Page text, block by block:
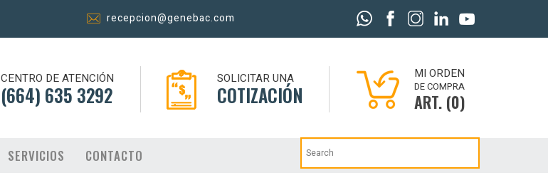
recepcion@genebac.com
CENTRO DE ATENCIÓN
(664) 635 3292
SOLICITAR UNA
COTIZACIÓN
MI ORDEN
DE COMPRA
ART. (0)
SERVICIOS CONTACTO